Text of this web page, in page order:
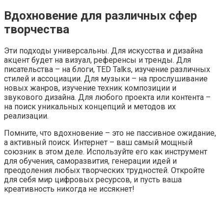
Вдохновение для различных сфер
творчества
Эти подходы универсальны. Для искусства и дизайна
акцент будет на визуал, референсы и тренды. Для
писательства – на блоги, TED Talks, изучение различных
стилей и ассоциации. Для музыки – на прослушивание
новых жанров, изучение техник композиции и
звукового дизайна. Для любого проекта или контента –
на поиск уникальных концепций и методов их
реализации.
Помните, что вдохновение – это не пассивное ожидание,
а активный поиск. Интернет – ваш самый мощный
союзник в этом деле. Используйте его как инструмент
для обучения, саморазвития, генерации идей и
преодоления любых творческих трудностей. Откройте
для себя мир цифровых ресурсов, и пусть ваша
креативность никогда не иссякнет!